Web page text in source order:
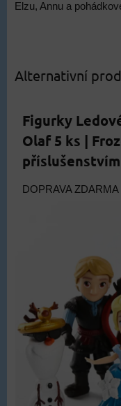
Elzu, Annu a
Alternativní
Figurky
Olaf 5 ks |
příslušenstvím
DOPRAVA ZDARMA